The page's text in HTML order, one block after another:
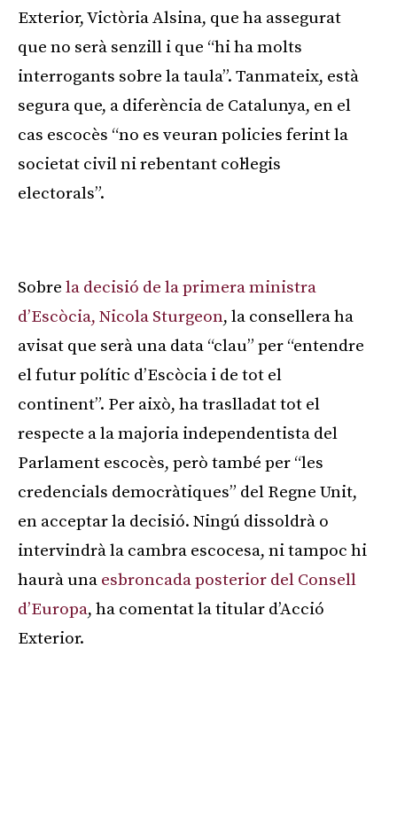
Exterior, Victòria Alsina, que ha assegurat
que no serà senzill i que “hi ha molts
interrogants sobre la taula”. Tanmateix, està
segura que, a diferència de Catalunya, en el
cas escocès “no es veuran policies ferint la
societat civil ni rebentant col·legis
electorals”.
Sobre la decisió de la primera ministra
d’Escòcia, Nicola Sturgeon, la consellera ha
avisat que serà una data “clau” per “entendre
el futur polític d’Escòcia i de tot el
continent”. Per això, ha traslladat tot el
respecte a la majoria independentista del
Parlament escocès, però també per “les
credencials democràtiques” del Regne Unit,
en acceptar la decisió. Ningú dissoldrà o
intervindrà la cambra escocesa, ni tampoc hi
haurà una esbroncada posterior del Consell
d’Europa, ha comentat la titular d’Acció
Exterior.